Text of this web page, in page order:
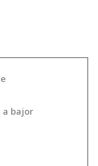
a bajor